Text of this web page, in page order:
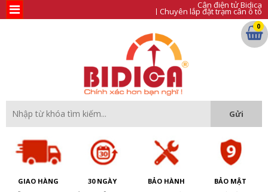
Cân điện tử Bidica
Chuyên lắp đặt trạm cân ô tô
GIAO HÀNG
30 NGÀY
BẢO HÀNH
BẢO MẬT
0